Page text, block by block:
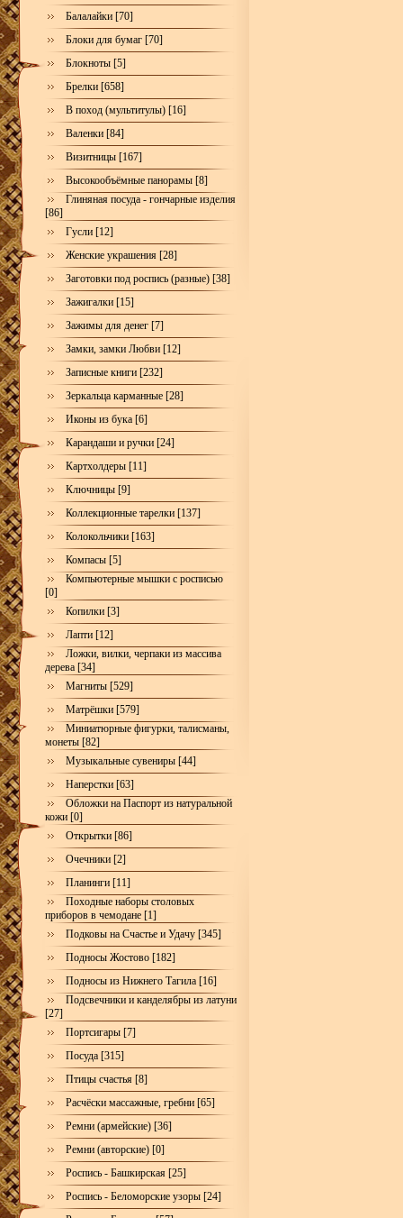
Балалайки [70]
Блоки для бумаг [70]
Блокноты [5]
Брелки [658]
В поход (мультитулы) [16]
Валенки [84]
Визитницы [167]
Высокообъёмные панорамы [8]
Глиняная посуда - гончарные изделия
[86]
Гусли [12]
Женские украшения [28]
Заготовки под роспись (разные) [38]
Зажигалки [15]
Зажимы для денег [7]
Замки, замки Любви [12]
Записные книги [232]
Зеркальца карманные [28]
Иконы из бука [6]
Карандаши и ручки [24]
Картхолдеры [11]
Ключницы [9]
Коллекционные тарелки [137]
Колокольчики [163]
Компасы [5]
Компьютерные мышки с росписью
[0]
Копилки [3]
Лапти [12]
Ложки, вилки, черпаки из массива
дерева [34]
Магниты [529]
Матрёшки [579]
Миниатюрные фигурки, талисманы,
монеты [82]
Музыкальные сувениры [44]
Наперстки [63]
Обложки на Паспорт из натуральной
кожи [0]
Открытки [86]
Очечники [2]
Планинги [11]
Походные наборы столовых
приборов в чемодане [1]
Подковы на Счастье и Удачу [345]
Подносы Жостово [182]
Подносы из Нижнего Тагила [16]
Подсвечники и канделябры из латуни
[27]
Портсигары [7]
Посуда [315]
Птицы счастья [8]
Расчёски массажные, гребни [65]
Ремни (армейские) [36]
Ремни (авторские) [0]
Роспись - Башкирская [25]
Роспись - Беломорские узоры [24]